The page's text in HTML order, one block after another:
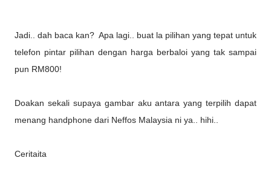
Jadi.. dah baca kan? Apa lagi.. buat la pilihan yang tepat untuk
telefon pintar pilihan dengan harga berbaloi yang tak sampai
pun RM800!
Doakan sekali supaya gambar aku antara yang terpilih dapat
menang handphone dari Neffos Malaysia ni ya.. hihi..
Ceritaita